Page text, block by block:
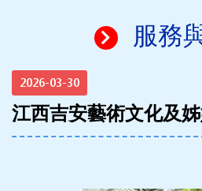
服務
2026-03-30
江西吉安藝術文化及